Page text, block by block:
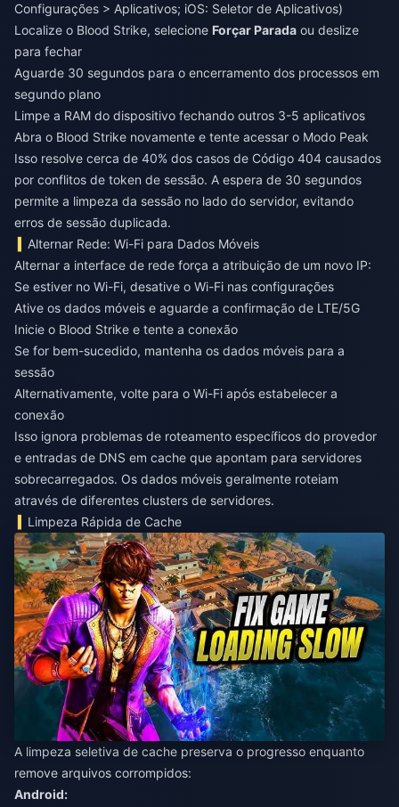
Configurações > Aplicativos; iOS: Seletor de Aplicativos)
Localize o Blood Strike, selecione Forçar Parada ou deslize
para fechar
Aguarde 30 segundos para o encerramento dos processos em
segundo plano
Limpe a RAM do dispositivo fechando outros 3-5 aplicativos
Abra o Blood Strike novamente e tente acessar o Modo Peak
Isso resolve cerca de 40% dos casos de Código 404 causados
por conflitos de token de sessão. A espera de 30 segundos
permite a limpeza da sessão no lado do servidor, evitando
erros de sessão duplicada.
Alternar Rede: Wi-Fi para Dados Móveis
Alternar a interface de rede força a atribuição de um novo IP:
Se estiver no Wi-Fi, desative o Wi-Fi nas configurações
Ative os dados móveis e aguarde a confirmação de LTE/5G
Inicie o Blood Strike e tente a conexão
Se for bem-sucedido, mantenha os dados móveis para a
sessão
Alternativamente, volte para o Wi-Fi após estabelecer a
conexão
Isso ignora problemas de roteamento específicos do provedor
e entradas de DNS em cache que apontam para servidores
sobrecarregados. Os dados móveis geralmente roteiam
através de diferentes clusters de servidores.
Limpeza Rápida de Cache
A limpeza seletiva de cache preserva o progresso enquanto
remove arquivos corrompidos:
Android: